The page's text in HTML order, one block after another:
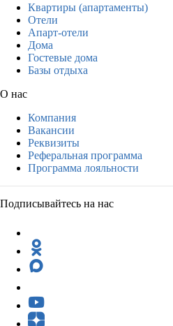
Квартиры (апартаменты)
Отели
Апарт-отели
Дома
Гостевые дома
Базы отдыха
О нас
Компания
Вакансии
Реквизиты
Реферальная программа
Программа лояльности
Подписывайтесь на нас